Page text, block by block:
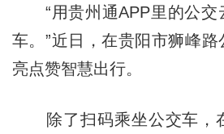
“用贵州通APP里的公交
车。”近日，在贵阳市狮峰
亮点赞智慧出行。
除了扫码乘坐公交车，